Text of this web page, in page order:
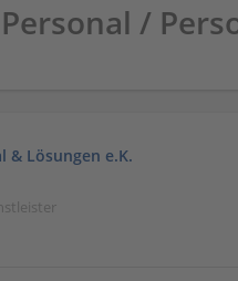
/
& Lösungen e.K.